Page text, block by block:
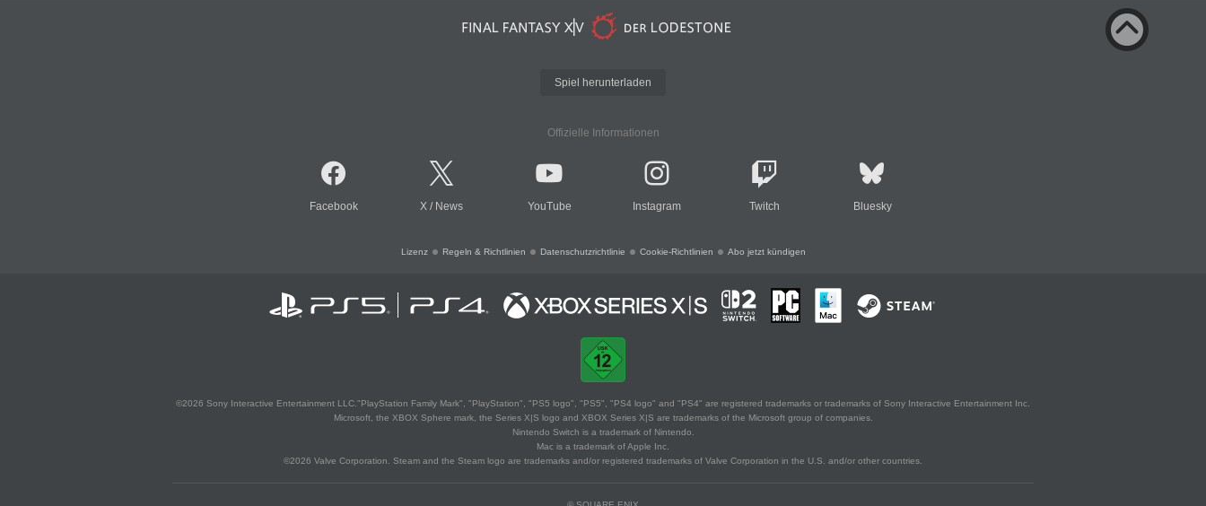
Spiel herunterladen
Offizielle Informationen
Facebook X / News YouTube Instagram Twitch Bluesky
Lizenz Regeln & Richtlinien Datenschutzrichtlinie Cookie-Richtlinien Abo jetzt kündigen
©2026 Sony Interactive Entertainment LLC."PlayStation Family Mark", "PlayStation", "PS5 logo", "PS5", "PS4 logo" and "PS4" are registered trademarks or trademarks of Sony Interactive Entertainment Inc.
Microsoft, the XBOX Sphere mark, the Series X|S logo and XBOX Series X|S are trademarks of the Microsoft group of companies.
Nintendo Switch is a trademark of Nintendo.
Mac is a trademark of Apple Inc.
©2026 Valve Corporation. Steam and the Steam logo are trademarks and/or registered trademarks of Valve Corporation in the U.S. and/or other countries.